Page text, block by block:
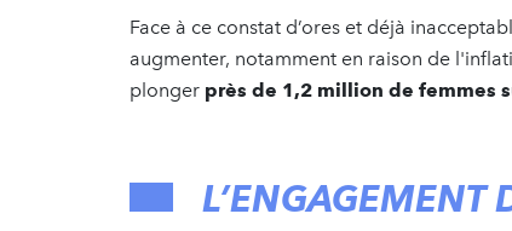
Face à ce constat d’ores et déjà
augmenter, notamment en raison de
plonger près de 1,2 million de femmes
L’ENGAGEMENT